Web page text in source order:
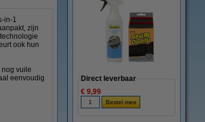
in-1
zijn
ook hun
nog vuile
eenvoudig
Direct leverbaar
€ 9,99